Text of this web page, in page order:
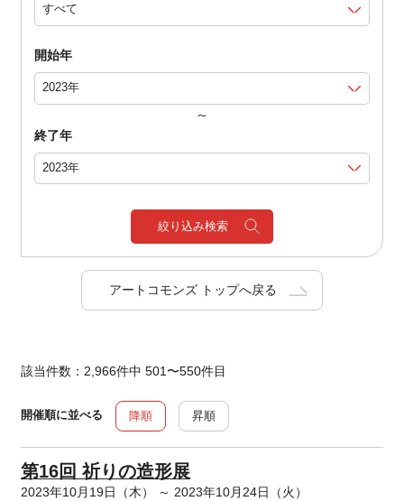
開始年
～
終了年
絞り込み検索
アートコモンズ トップへ戻る
該当件数：2,966件中 501〜550件目
開催順に並べる 降順 昇順
第16回 祈りの造形展
2023年10月19日（木） ～ 2023年10月24日（火）